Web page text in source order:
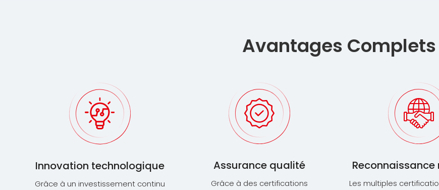
Avantages Complets
Innovation technologique
Grâce à un investissement continu
Assurance qualité
Grâce à des certifications
Les multiples